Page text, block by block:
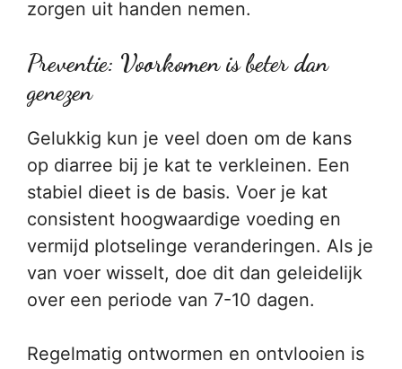
zorgen uit handen nemen.
Preventie: Voorkomen is beter dan
genezen
Gelukkig kun je veel doen om de kans
op diarree bij je kat te verkleinen. Een
stabiel dieet is de basis. Voer je kat
consistent hoogwaardige voeding en
vermijd plotselinge veranderingen. Als je
van voer wisselt, doe dit dan geleidelijk
over een periode van 7-10 dagen.
Regelmatig ontwormen en ontvlooien is